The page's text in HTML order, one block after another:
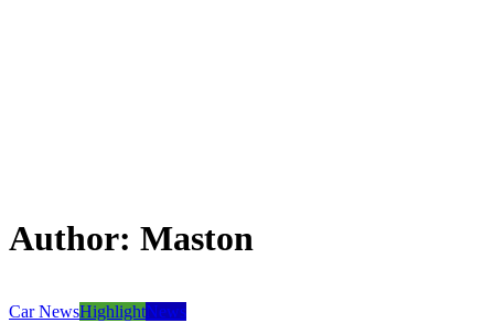
Author: Maston
Car NewsHighlightNews